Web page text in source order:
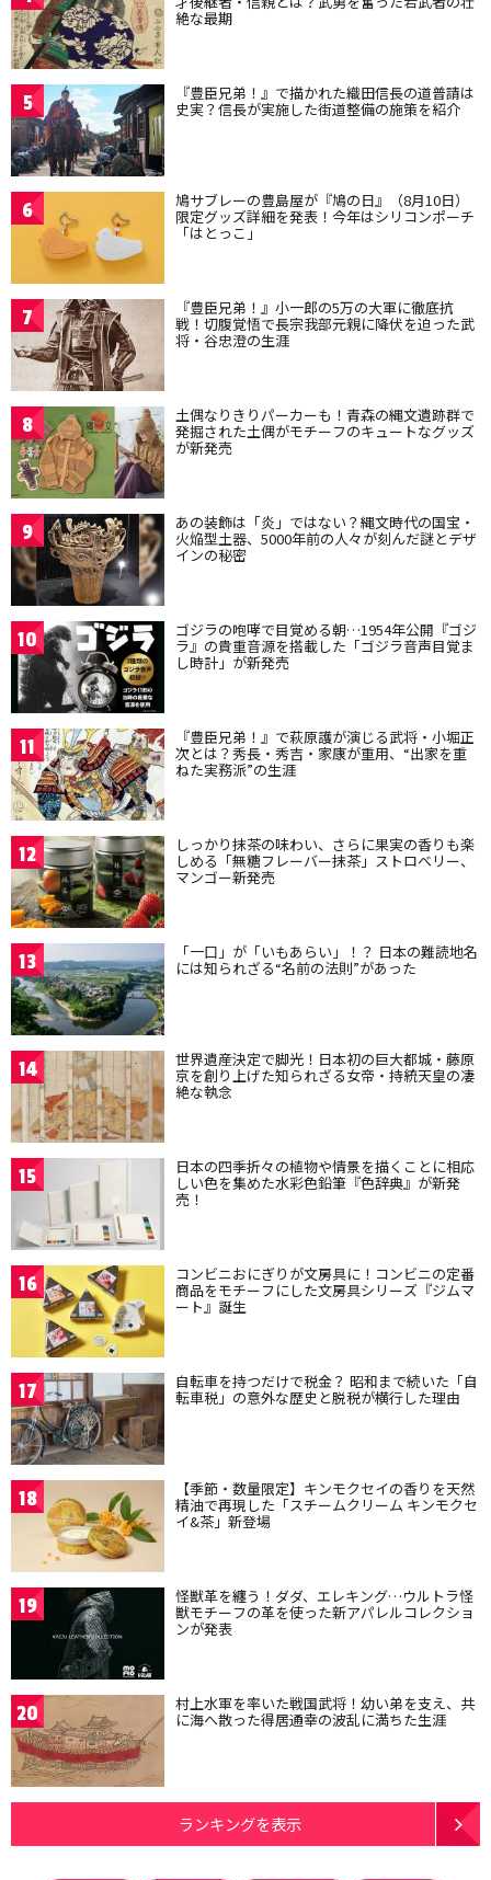
絶な最期
5 『豊臣兄弟！』で描かれた織田信長の道普請は
史実？信長が実施した街道整備の施策を紹介
6 鳩サブレーの豊島屋が『鳩の日』（8月10日）
限定グッズ詳細を発表！今年はシリコンポーチ
「はとっこ」
7 『豊臣兄弟！』小一郎の5万の大軍に徹底抗
戦！切腹覚悟で長宗我部元親に降伏を迫った武
将・谷忠澄の生涯
8 土偶なりきりパーカーも！青森の縄文遺跡群で
発掘された土偶がモチーフのキュートなグッズ
が新発売
9 あの装飾は「炎」ではない？縄文時代の国宝・
火焔型土器、5000年前の人々が刻んだ謎とデザ
インの秘密
10 ゴジラの咆哮で目覚める朝…1954年公開『ゴジ
ラ』の貴重音源を搭載した「ゴジラ音声目覚ま
し時計」が新発売
11 『豊臣兄弟！』で萩原護が演じる武将・小堀正
次とは？秀長・秀吉・家康が重用、“出家を重
ねた実務派”の生涯
12 しっかり抹茶の味わい、さらに果実の香りも楽
しめる「無糖フレーバー抹茶」ストロベリー、
マンゴー新発売
13 「一口」が「いもあらい」！？ 日本の難読地名
には知られざる“名前の法則”があった
14 世界遺産決定で脚光！日本初の巨大都城・藤原
京を創り上げた知られざる女帝・持統天皇の凄
絶な執念
15 日本の四季折々の植物や情景を描くことに相応
しい色を集めた水彩色鉛筆『色辞典』が新発
売！
16 コンビニおにぎりが文房具に！コンビニの定番
商品をモチーフにした文房具シリーズ『ジムマ
ート』誕生
17 自転車を持つだけで税金？ 昭和まで続いた「自
転車税」の意外な歴史と脱税が横行した理由
18 【季節・数量限定】キンモクセイの香りを天然
精油で再現した「スチームクリーム キンモクセ
イ&茶」新登場
19 怪獣革を纏う！ダダ、エレキング…ウルトラ怪
獣モチーフの革を使った新アパレルコレクショ
ンが発表
20 村上水軍を率いた戦国武将！幼い弟を支え、共
に海へ散った得居通幸の波乱に満ちた生涯
ランキングを表示